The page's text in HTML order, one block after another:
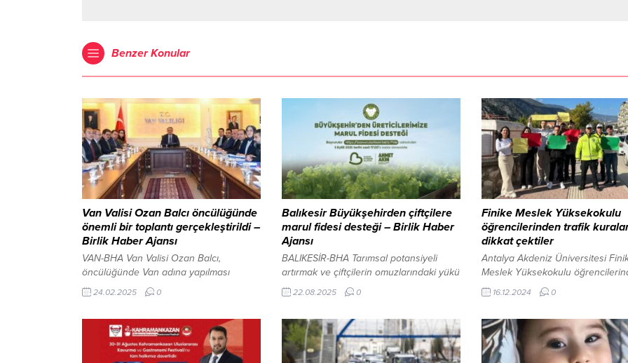
Benzer Konular
Van Valisi Ozan Balcı öncülüğünde
önemli bir toplantı gerçekleştirildi –
Birlik Haber Ajansı
VAN-BHA Van Valisi Ozan Balcı,
öncülüğünde Van adına yapılması
planlanan önemli projelerin olduğu
önemli bir toplantı gerçekleştirildi. Vali
başkanları ve ilgili kurum amirlerinin
katıldığı toplantıda, 2025 yılı projeleri
masaya yatırıldı. Başta Eğitim ve spor
24.02.2025 0
Balıkesir Büyükşehirden çiftçilere
marul fidesi desteği – Birlik Haber
Ajansı
BALIKESİR-BHA Tarımsal potansiyeli
artırmak ve çiftçilerin omuzlarındaki yükü
hafifletmek için çiftçi desteklerini
sürdüren Balıkesir Büyükşehir
katkılı marul fidesi desteği sağlıyor.
Çiftçiler bu destekten yararlanmak için 5
Eylül’e kadar başvuruda
22.08.2025 0
Finike Meslek Yüksekokulu
öğrencilerinden trafik
dikkat çektiler
Antalya Akdeniz Üniversitesi
Meslek Yüksekokulu
“Kırmızıya uy, Hayata saygı duy”
düzenleyerek trafik kurallarına
ANTALYA-BHA Antalya Akdeniz
Üniversitesi Finike Meslek
öğrencilerinden “Kırmızıya uy,
16.12.2024 0